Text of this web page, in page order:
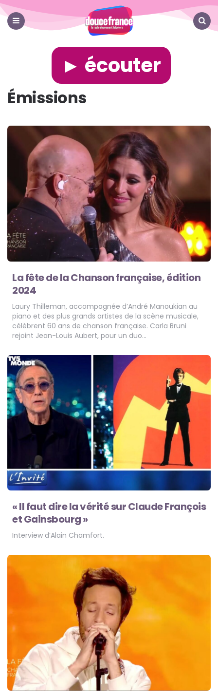
France
► écouter
Émissions
La fête de la Chanson française, édition
2024
Laury Thilleman, accompagnée d’André Manoukian au
piano et des plus grands artistes de la scène musicale,
célèbrent 60 ans de chanson française. Carla Bruni
rejoint Jean-Louis Aubert, pour un duo…
« Il faut dire la vérité sur Claude François
et Gainsbourg »
Interview d’Alain Chamfort.